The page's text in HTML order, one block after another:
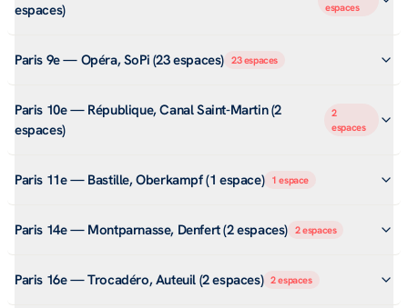
espaces)
espaces
Paris 9e — Opéra, SoPi (23 espaces) 23espaces
Paris 10e — République, Canal Saint-Martin (2
espaces)
2
espaces
Paris 11e — Bastille, Oberkampf (1 espace) 1 espace
Paris 14e — Montparnasse, Denfert (2 espaces) 2espaces
Paris 16e — Trocadéro, Auteuil (2 espaces) 2espaces